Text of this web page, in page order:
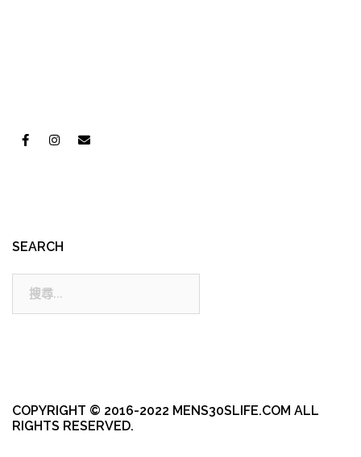
SEARCH
COPYRIGHT © 2016-2022 MENS30SLIFE.COM ALL
RIGHTS RESERVED.